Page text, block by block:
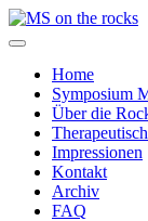
Home
Symposium
Über die
Impressionen
Kontakt
Archiv
FAQ